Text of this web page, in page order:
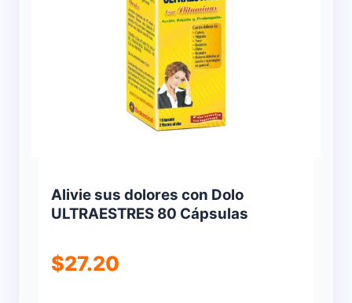
Alivie sus dolores con Dolo
ULTRAESTRES 80 Cápsulas
$27.20